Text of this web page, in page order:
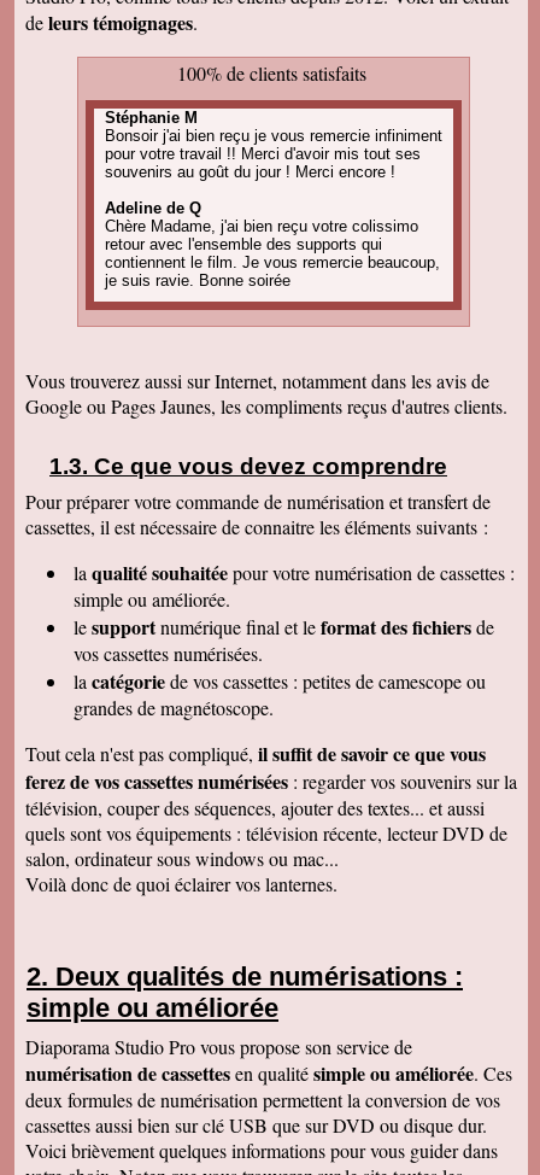
deleurs témoignages.
100% de clients satisfaits
Stéphanie M
Bonsoir j'ai bien reçu je vous remercie infiniment
pour votre travail !! Merci d'avoir mis tout ses
souvenirs au goût du jour ! Merci encore !
Adeline de Q
Chère Madame, j'ai bien reçu votre colissimo
retour avec l'ensemble des supports qui
contiennent le film. Je vous remercie beaucoup,
je suis ravie. Bonne soirée
projets de commande, alors, sûrement à bientôt
! Cordialement
d'image est parfaite. Merci beaucoup
Nadine H
Bonjour, on a bien reçu le colis on vous
remercie beaucoup bonne journée
Christian R
Encore une belle expérience, comme la
première fois nous sommes ravis. Merci de
pouvoir nous faire revivre le passé Travail
raffiné, effectué consciencieusement , avec en
plus des délais et prix tout à fait corrects
À recommander sans hésitation
Les Alesiens
Bonjour, super ! Suite au super résultat de la
première cassette, mes grands-parents ont
décidé de toutes les faire pour pouvoir voir a
nouveau ces souvenirs sur la télé :)
Cordialement
Cécile M
Bonjour. Je viens de recevoir le colis et je suis
en train de regarder les films sur mon ordinateur.
Amandine L
Bonjour nous avons bien reçus les cassettes et
les vidéos sont supers ! Merci beaucoup
Cordialement,
Jean-Marie B
Colis bien reçu ça marche en direct sur la TV.
Merci beaucoup. Des amis vont vous contacter
de ma part. Bonne continuation
Alain L
Vous trouverez aussi sur Internet, notamment dans les avis de
Google ou Pages Jaunes, les compliments reçus d'autres clients.
Ce que vous devez comprendre
Pour préparer votre commande de numérisation et transfert de
cassettes, il est nécessaire de connaitre les éléments suivants :
la qualité souhaitéepour votre numérisation de cassettes :
simple ou améliorée.
lesupportnumérique final et leformat des fichiersde
vos cassettes numérisées.
la catégoriede vos cassettes : petites de camescope ou
grandes de magnétoscope.
Tout cela n'est pas compliqué, il suffit de savoir ce que vous
ferez de vos cassettes numérisées : regarder vos souvenirs sur la
télévision, couper des séquences, ajouter des textes... et aussi
quels sont vos équipements : télévision récente, lecteur DVD de
salon, ordinateur sous windows ou mac...
Voilà donc de quoi éclairer vos lanternes.
Deux qualités de numérisations :
simple ou améliorée
Diaporama Studio Pro vous propose son service de
numérisation de cassettesen qualitésimple ou améliorée. Ces
deux formules de numérisation permettent la conversion de vos
cassettes aussi bien sur clé USB que sur DVD ou disque dur.
Voici brièvement quelques informations pour vous guider dans